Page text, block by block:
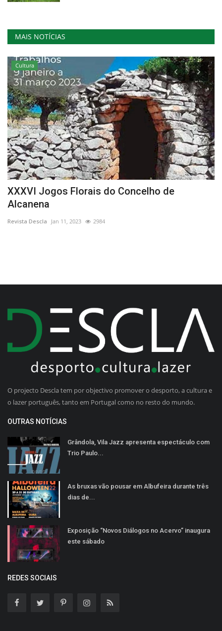
MAIS NOTÍCIAS
Cultura
XXXVI Jogos Florais do Concelho de
Alcanena
Revista Descla Jan 11, 2023 2984
O projecto Descla tem por objectivo promover o desporto, a cultura e
o lazer português, tanto em Portugal como no resto do mundo.
OUTRAS NOTÍCIAS
Grândola, Vila Jazz apresenta espectáculo com
Trio Paulo...
As bruxas vão pousar em Albufeira durante três
dias de...
Exposição “Novos Diálogos no Acervo” inaugura
este sábado
REDES SOCIAIS